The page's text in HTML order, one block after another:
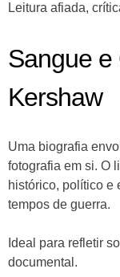
Leitura afiada,
Sangue
Kershaw
Uma biografia
fotografia em si. O
histórico, político e
tempos de guerra.
Ideal para refletir
documental.